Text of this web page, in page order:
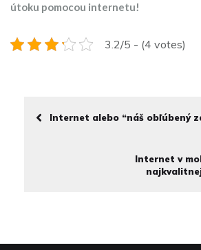
útoku pomocou internetu!
3.2/5 - (4 votes)
Internet alebo “náš obľúbený
Internet v